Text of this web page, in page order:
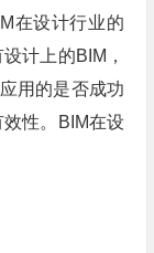
在设计行业的
计上的BIM，
用的是否成功
性。BIM在设